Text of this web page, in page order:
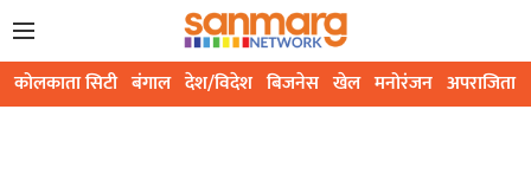
कोलकाता सिटी बंगाल देश/विदेश बिजनेस खेल मनोरंजन अपराजिता